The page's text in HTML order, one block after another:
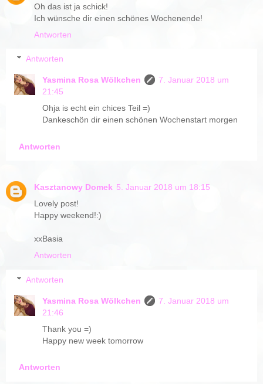
Oh das ist ja schick!
Ich wünsche dir einen schönes Wochenende!
Antworten
Antworten
Yasmina Rosa Wölkchen
7. Januar 2018 um
21:45
Ohja is echt ein chices Teil =)
Dankeschön dir einen schönen Wochenstart morgen
Antworten
Kasztanowy Domek 5. Januar 2018 um 18:15
Lovely post!
Happy weekend!:)
xxBasia
Antworten
Antworten
Yasmina Rosa Wölkchen
7. Januar 2018 um
21:46
Thank you =)
Happy new week tomorrow
Antworten